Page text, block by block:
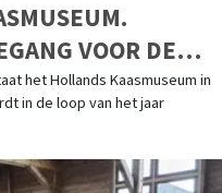
VOOR DE
het Hollands Kaasmuseum in
in de loop van het jaar